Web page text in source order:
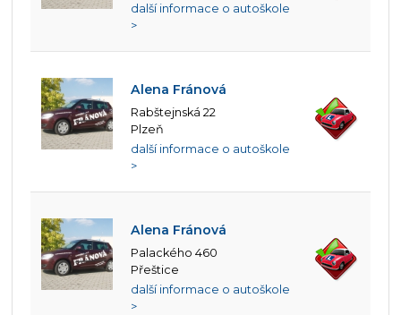
další informace o autoškole
>
Alena Fránová
Rabštejnská 22
Plzeň
další informace o autoškole
>
Alena Fránová
Palackého 460
Přeštice
další informace o autoškole
>